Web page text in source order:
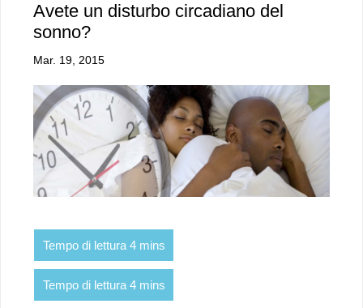
Avete un disturbo circadiano del
sonno?
Mar. 19, 2015